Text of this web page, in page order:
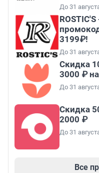
До 31
3199₽!
До 31
Скидка
3000 ₽
До 31
Скидка
2000 ₽
До 31
Все